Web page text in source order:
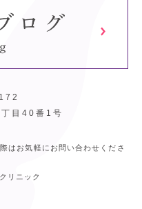
目40番1号
はお気軽にお問い合わせくださ
リニック